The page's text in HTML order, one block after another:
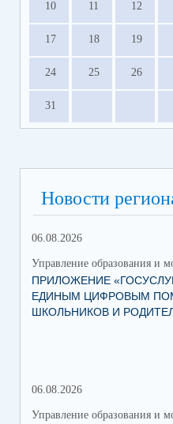
10 11 12
17 18 19
24 25 26
31
Новости
06.08.2026
Управление образования и
ПРИЛОЖЕНИЕ
ЕДИНЫМ ЦИФРОВЫМ
ШКОЛЬНИКОВ И
06.08.2026
Управление образования и